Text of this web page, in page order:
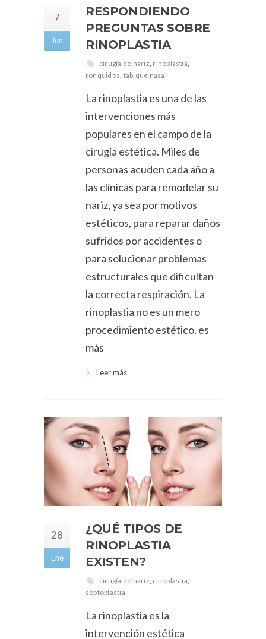
7
Jun
RESPONDIENDO
PREGUNTAS SOBRE
RINOPLASTIA
cirugía de nariz, rinoplastia,
ronquidos, tabique nasal
La rinoplastia es una de las
intervenciones más
populares en el campo de la
cirugía estética. Miles de
personas acuden cada año a
las clínicas para remodelar su
nariz, ya sea por motivos
estéticos, para reparar daños
sufridos por accidentes o
para solucionar problemas
estructurales que dificultan
la correcta respiración. La
rinoplastia no es un mero
procedimiento estético, es
más
Leer más
28
Ene
¿QUÉ TIPOS DE
RINOPLASTIA
EXISTEN?
cirugía de nariz, rinoplastia,
septoplastia
La rinoplastia es la
intervención estética